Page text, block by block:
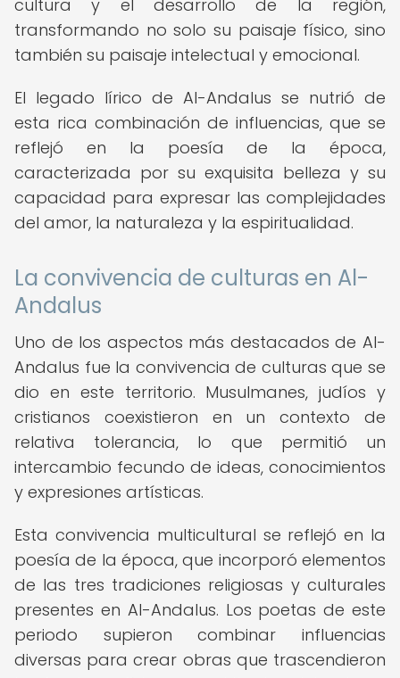
cultura y el desarrollo de la región,
transformando no solo su paisaje físico, sino
también su paisaje intelectual y emocional.
El legado lírico de Al-Andalus se nutrió de
esta rica combinación de influencias, que se
reflejó en la poesía de la época,
caracterizada por su exquisita belleza y su
capacidad para expresar las complejidades
del amor, la naturaleza y la espiritualidad.
La convivencia de culturas en Al-
Andalus
Uno de los aspectos más destacados de Al-
Andalus fue la convivencia de culturas que se
dio en este territorio. Musulmanes, judíos y
cristianos coexistieron en un contexto de
relativa tolerancia, lo que permitió un
intercambio fecundo de ideas, conocimientos
y expresiones artísticas.
Esta convivencia multicultural se reflejó en la
poesía de la época, que incorporó elementos
de las tres tradiciones religiosas y culturales
presentes en Al-Andalus. Los poetas de este
periodo supieron combinar influencias
diversas para crear obras que trascendieron